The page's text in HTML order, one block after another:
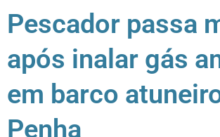
Pescador passa
após inalar gás
em barco
Penha